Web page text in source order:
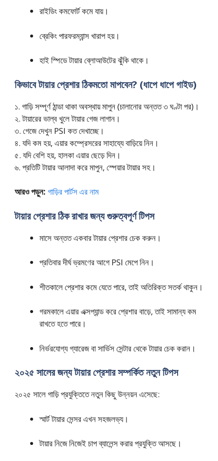
রাইডিং কমফোর্ট কমে যায়।
ব্রেকিং পারফরম্যান্স খারাপ হয়।
হাই স্পিডে টায়ার ব্লোআউটের ঝুঁকি থাকে।
কিভাবে টায়ার প্রেশার ঠিকমতো মাপবেন? (ধাপে ধাপে গাইড)
১. গাড়ি সম্পূর্ণ ঠান্ডা থাকা অবস্থায় মাপুন (চালানোর অন্তত ৩ ঘণ্টা পর)।
২. টায়ারের ভাল্ব খুলে টায়ার গেজ লাগান।
৩. গেজে দেখুন PSI কত দেখাচ্ছে।
৪. যদি কম হয়, এয়ার কম্প্রেসরের সাহায্যে বাড়িয়ে নিন।
৫. যদি বেশি হয়, হালকা এয়ার ছেড়ে দিন।
৬. প্রতিটি টায়ার আলাদা করে মাপুন, স্পেয়ার টায়ার সহ।
আরও পড়ুন: গাড়ির পার্টস এর নাম
টায়ার প্রেশার ঠিক রাখার জন্য গুরুত্বপূর্ণ টিপস
মাসে অন্তত একবার টায়ার প্রেশার চেক করুন।
প্রতিবার দীর্ঘ ভ্রমণের আগে PSI মেপে নিন।
শীতকালে প্রেশার কমে যেতে পারে, তাই অতিরিক্ত সতর্ক থাকুন।
গরমকালে এয়ার এক্সপ্যান্ড করে প্রেশার বাড়ে, তাই সামান্য কম
রাখতে হতে পারে।
নির্ভরযোগ্য গ্যারেজ বা সার্ভিস সেন্টার থেকে টায়ার চেক করান।
২০২৫ সালের জন্য টায়ার প্রেশার সম্পর্কিত নতুন টিপস
২০২৫ সালে গাড়ি প্রযুক্তিতে নতুন কিছু উন্নয়ন এসেছে:
স্মার্ট টায়ার সেন্সর এখন সহজলভ্য।
টায়ার নিজে নিজেই চাপ ব্যালেন্স করার প্রযুক্তি আসছে।